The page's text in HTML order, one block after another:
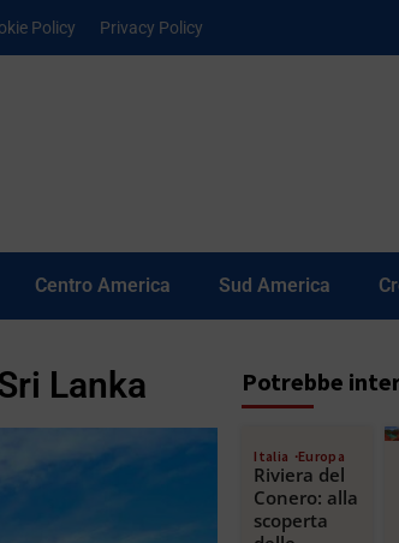
Policy Privacy Policy
Centro America Sud America
Lanka Potrebbe
Italia Europa
Riviera del
Conero: alla
scoperta